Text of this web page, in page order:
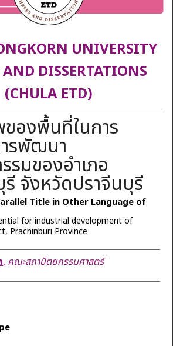
UNIVERSITY
AND DISSERTATIONS
(CHULA ETD)
องพื้นที่ในการ
รพัฒนา
รมของอำเภอ
จังหวัดปราจีนบุรี
Title in Other Language of
for industrial development of
Prachinburi Province
, คณะสถาปัตยกรรมศาสตร์